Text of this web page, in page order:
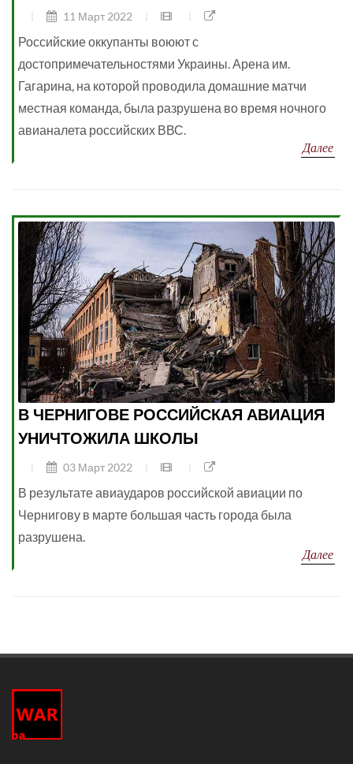
11 Март 2022
Российские оккупанты воюют с
достопримечательностями Украины. Арена им.
Гагарина, на которой проводила домашние матчи
местная команда, была разрушена во время ночного
авианалета российских ВВС.
Далее
В ЧЕРНИГОВЕ РОССИЙСКАЯ АВИАЦИЯ
УНИЧТОЖИЛА ШКОЛЫ
03 Март 2022
В результате авиаударов российской авиации по
Чернигову в марте большая часть города была
разрушена.
Далее